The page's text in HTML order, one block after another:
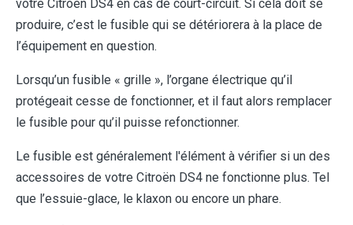
votre Citroën DS4 en cas de court-circuit. Si cela doit se
produire, c’est le fusible qui se détériorera à la place de
l’équipement en question.
Lorsqu’un fusible « grille », l’organe électrique qu’il
protégeait cesse de fonctionner, et il faut alors remplacer
le fusible pour qu’il puisse refonctionner.
Le fusible est généralement l'élément à vérifier si un des
accessoires de votre Citroën DS4 ne fonctionne plus. Tel
que l’essuie-glace, le klaxon ou encore un phare.